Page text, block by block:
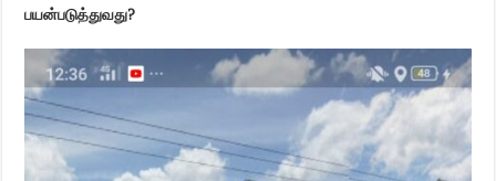
பயன்படுத்துவது?